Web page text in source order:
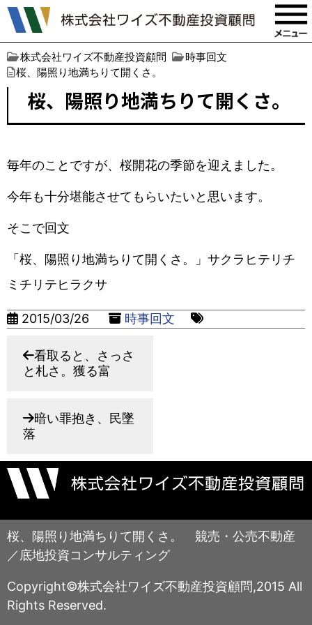
株式会社ワイズ不動産投資顧問
時事回文
桜、陽照り地満ちりて開くさ。
桜、陽照り地満ちりて開くさ。
毎年のことですが、桜開花の季節を迎えました。
今年も十分堪能させてもらいたいと思います。
そこで回文
「桜、陽照り地満ちりて開くさ。」サクラヒテリチ
ミチリテヒラクサ
2015/03/26 時事回文
看取ると、さっさ
と札さ。獲る富
暗い罪抱き、民墜
落
桜、陽照り地満ちりて開くさ。 競売・公売不動産
／底地投資コンサルティング
Copyright©株式会社ワイズ不動産投資顧問,2015 All
Rights Reserved.